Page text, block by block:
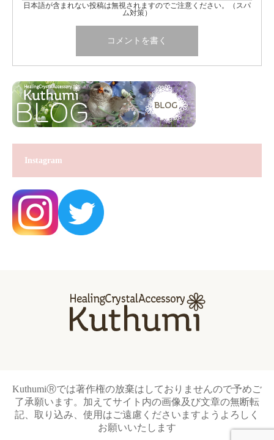
日本語が含まれない投稿は無視されますのでご注意ください。（スパ
ム対策）
Instagram
KuthumiⓇでは著作権の放棄はしておりませんので予めご
了承願います。加えてサイト内の画像及び文章の無断転
記、取り込み、使用はご遠慮くださいますようよろしく
お願いいたします